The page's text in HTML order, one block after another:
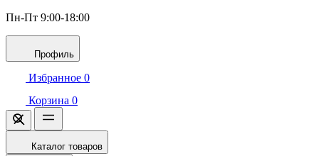
Пн-Пт 9:00-18:00
Профиль
Избранное 0
Корзина 0
Каталог товаров